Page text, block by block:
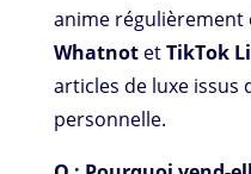
anime régulièrement
WhatnotetTikTok
articles de luxe issus
personnelle.